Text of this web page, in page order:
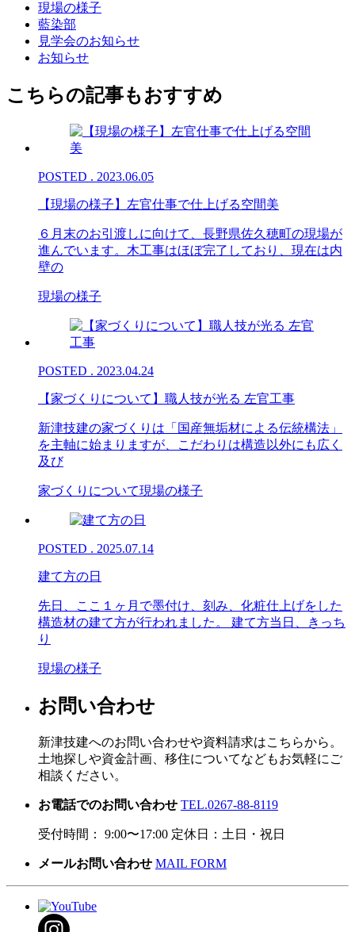
現場の様子
藍染部
見学会のお知らせ
お知らせ
こちらの記事もおすすめ
POSTED . 2023.06.05
【現場の様子】左官仕事で仕上げる空間美
６月末のお引渡しに向けて、長野県佐久穂町の現場が
進んでいます。木工事はほぼ完了しており、現在は内
壁の
現場の様子
POSTED . 2023.04.24
【家づくりについて】職人技が光る 左官工事
新津技建の家づくりは「国産無垢材による伝統構法」
を主軸に始まりますが、こだわりは構造以外にも広く
及び
家づくりについて現場の様子
POSTED . 2025.07.14
建て方の日
先日、ここ１ヶ月で墨付け、刻み、化粧仕上げをした
構造材の建て方が行われました。 建て方当日、きっち
り
現場の様子
お問い合わせ
新津技建へのお問い合わせや資料請求はこちらから。
土地探しや資金計画、移住についてなどもお気軽にご
相談ください。
お電話でのお問い合わせ TEL.0267-88-8119
受付時間： 9:00〜17:00 定休日：土日・祝日
メールお問い合わせ MAIL FORM